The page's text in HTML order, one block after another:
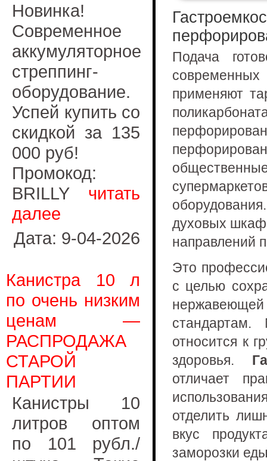
Новинка!
Современное
аккумуляторное
стреппинг-
оборудование.
Успей купить со
скидкой за 135
000 руб!
Промокод:
BRILLY читать
далее
Дата: 9-04-2026
Канистра 10 л
по очень низким
ценам —
РАСПРОДАЖА
СТАРОЙ
ПАРТИИ
Канистры 10
литров оптом
по 101 рубл./
Подача
применяют
духовых
направлений
Это
с целью
стандартам.
относится к
здоровья.
отличает
отделить
вкус
заморозки